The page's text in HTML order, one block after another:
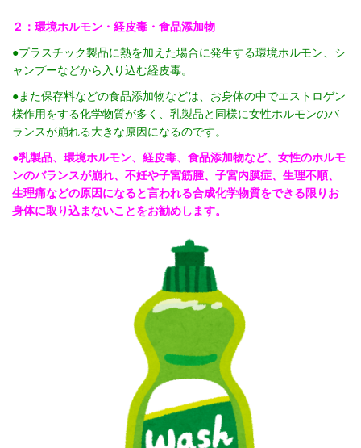
２：環境ホルモン・経皮毒・食品添加物
●プラスチック製品に熱を加えた場合に発生する環境ホルモン、シ
ャンプーなどから入り込む経皮毒。
●また保存料などの食品添加物などは、お身体の中でエストロゲン
様作用をする化学物質が多く、乳製品と同様に女性ホルモンのバ
ランスが崩れる大きな原因になるのです。
●乳製品、環境ホルモン、経皮毒、食品添加物など、女性のホルモ
ンのバランスが崩れ、不妊や子宮筋腫、子宮内膜症、生理不順、
生理痛などの原因になると言われる合成化学物質をできる限りお
身体に取り込まないことをお勧めします。